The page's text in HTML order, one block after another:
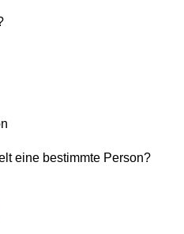
eine bestimmte Person?